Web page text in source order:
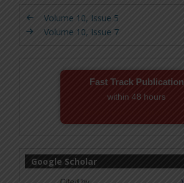
Volume 10, Issue 5
Volume 10, Issue 7
Fast Track Publication
within 48 hours
Google Scholar